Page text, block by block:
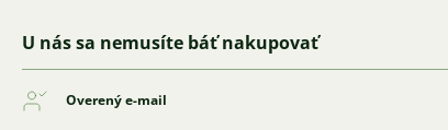
U nás sa nemusíte báť nakupovať
Overený e-mail